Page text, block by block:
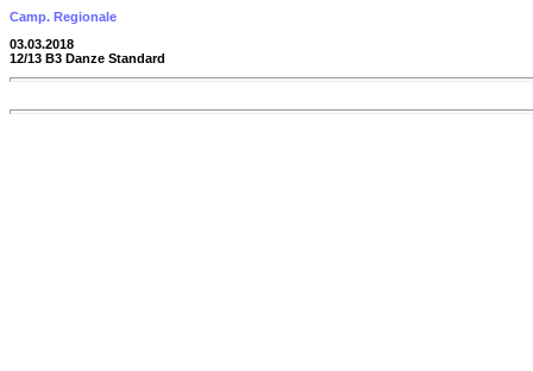
Camp. Regionale
03.03.2018
12/13 B3 Danze Standard